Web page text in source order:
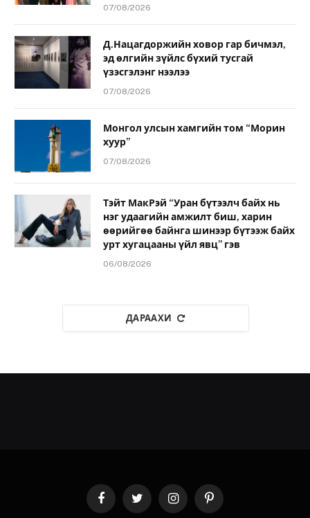
07/08/2026
Д.Нацагдоржийн ховор гар бичмэл,
эд өлгийн зүйлс бүхий тусгай
үзэсгэлэнг нээлээ
07/08/2026
Монгол улсын хамгийн том “Морин
хуур”
07/08/2026
Тэйт МакРэй “Уран бүтээлч байх нь
нэг удаагийн амжилт биш, харин
өөрийгөө байнга шинээр бүтээж байх
урт хугацааны үйл явц” гэв
06/08/2026
ДАРААХИ
FacebookTwitter InstagramPinterest